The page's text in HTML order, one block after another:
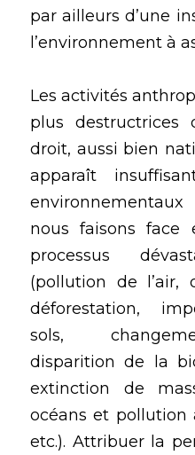
par ailleurs d’une
l’environnement à
Les activités
plus destructrices
droit, aussi bien
apparaît
nous faisons
processus
(pollution de l’air,
déforestation,
sols,
disparition de la
extinction de
océans et pollution
etc.). Attribuer la